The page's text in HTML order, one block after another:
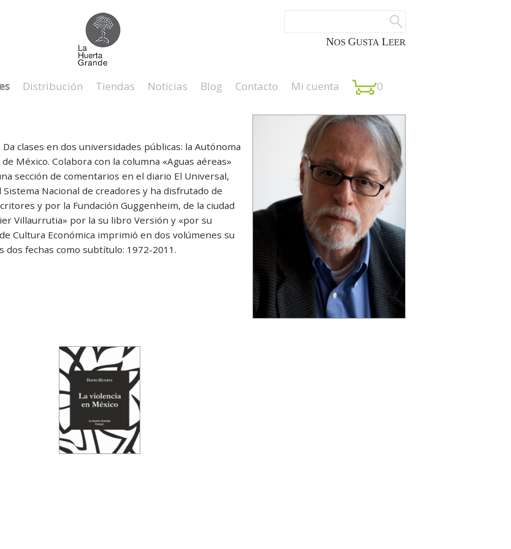
NOS GUSTA LEER
Distribución Tiendas Noticias Blog Contacto Mi cuenta 0
clases en dos universidades públicas: la Autónoma
México. Colabora con la columna «Aguas aéreas»
sección de comentarios en el diario El Universal,
Nacional de creadores y ha disfrutado de
y por la Fundación Guggenheim, de la ciudad
Villaurrutia» por la su libro Versión y «por su
Cultura Económica imprimió en dos volúmenes su
dos fechas como subtítulo: 1972-2011.